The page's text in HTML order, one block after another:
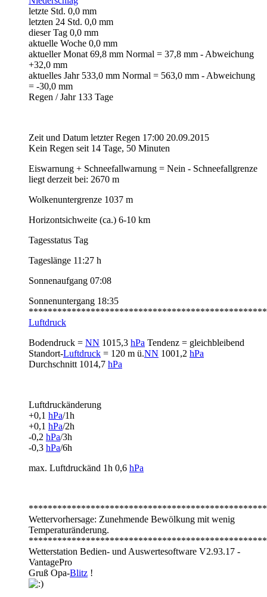
letzte Std. 0,0 mm
letzten 24 Std. 0,0 mm
dieser Tag 0,0 mm
aktuelle Woche 0,0 mm
aktueller Monat 69,8 mm Normal = 37,8 mm - Abweichung
+32,0 mm
aktuelles Jahr 533,0 mm Normal = 563,0 mm - Abweichung
= -30,0 mm
Regen / Jahr 133 Tage
Zeit und Datum letzter Regen 17:00 20.09.2015
Kein Regen seit 14 Tage, 50 Minuten
Eiswarnung + Schneefallwarnung = Nein - Schneefallgrenze
liegt derzeit bei: 2670 m
Wolkenuntergrenze 1037 m
Horizontsichweite (ca.) 6-10 km
Tagesstatus Tag
Tageslänge 11:27 h
Sonnenaufgang 07:08
Sonnenuntergang 18:35
Luftdruck
Bodendruck = NN 1015,3 hPa Tendenz = gleichbleibend
Standort-Luftdruck = 120 m ü.NN 1001,2 hPa
Durchschnitt 1014,7 hPa
Luftdruckänderung
+0,1 hPa/1h
+0,1 hPa/2h
-0,2 hPa/3h
-0,3 hPa/6h
max. Luftdruckänd 1h 0,6 hPa
Wettervorhersage: Zunehmende Bewölkung mit wenig
Temperaturänderung.
Wetterstation Bedien- und Auswertesoftware V2.93.17 -
VantagePro
Gruß Opa-Blitz !